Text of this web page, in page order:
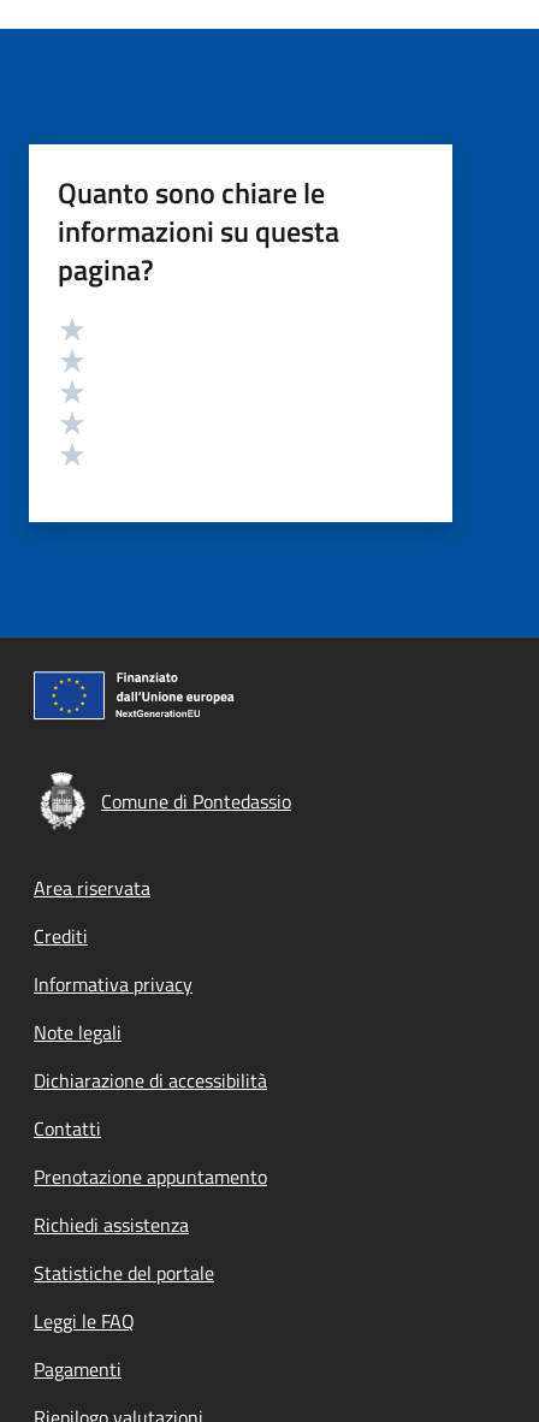
Quanto sono chiare le
informazioni su questa
pagina?
Valutazione
Comune di Pontedassio
Footer menu
Area riservata
Crediti
Informativa privacy
Note legali
Dichiarazione di accessibilità
Contatti
Prenotazione appuntamento
Richiedi assistenza
Statistiche del portale
Leggi le FAQ
Pagamenti